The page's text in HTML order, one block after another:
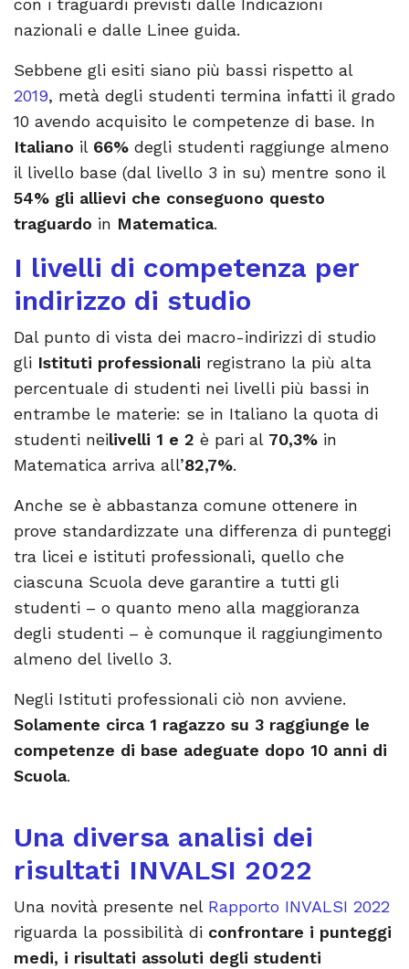
con i traguardi previsti dalle Indicazioni
nazionali e dalle Linee guida.
Sebbene gli esiti siano più bassi rispetto al
2019, metà degli studenti termina infatti il grado
10 avendo acquisito le competenze di base. In
Italiano il 66% degli studenti raggiunge almeno
il livello base (dal livello 3 in su) mentre sono il
54% gli allievi che conseguono questo
traguardo in Matematica.
I livelli di competenza per
indirizzo di studio
Dal punto di vista dei macro-indirizzi di studio
gli Istituti professionali registrano la più alta
percentuale di studenti nei livelli più bassi in
entrambe le materie: se in Italiano la quota di
studenti neilivelli 1 e 2 è pari al 70,3% in
Matematica arriva all’82,7%.
Anche se è abbastanza comune ottenere in
prove standardizzate una differenza di punteggi
tra licei e istituti professionali, quello che
ciascuna Scuola deve garantire a tutti gli
studenti – o quanto meno alla maggioranza
degli studenti – è comunque il raggiungimento
almeno del livello 3.
Negli Istituti professionali ciò non avviene.
Solamente circa 1 ragazzo su 3 raggiunge le
competenze di base adeguate dopo 10 anni di
Scuola.
Una diversa analisi dei
risultati INVALSI 2022
Una novità presente nel Rapporto INVALSI 2022
riguarda la possibilità di confrontare i punteggi
medi, i risultati assoluti degli studenti